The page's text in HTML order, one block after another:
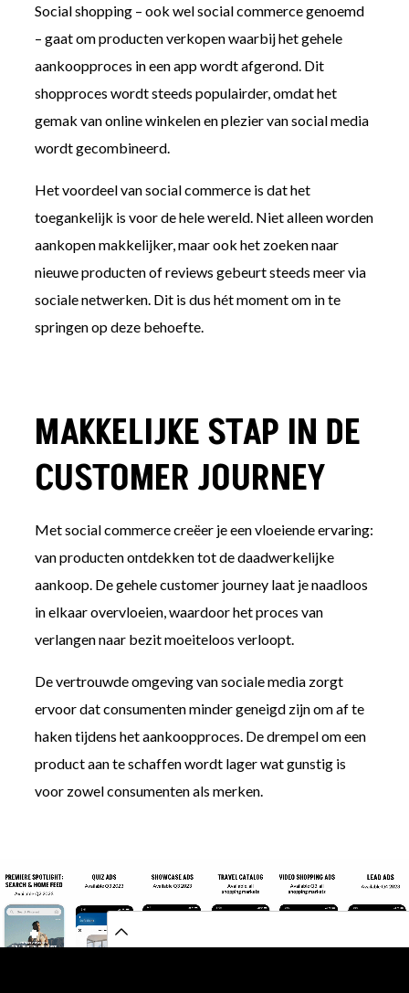
Social shopping – ook wel social commerce genoemd
– gaat om producten verkopen waarbij het gehele
aankoopproces in een app wordt afgerond. Dit
shopproces wordt steeds populairder, omdat het
gemak van online winkelen en plezier van social media
wordt gecombineerd.
Het voordeel van social commerce is dat het
toegankelijk is voor de hele wereld. Niet alleen worden
aankopen makkelijker, maar ook het zoeken naar
nieuwe producten of reviews gebeurt steeds meer via
sociale netwerken. Dit is dus hét moment om in te
springen op deze behoefte.
MAKKELIJKE STAP IN DE
CUSTOMER JOURNEY
Met social commerce creëer je een vloeiende ervaring:
van producten ontdekken tot de daadwerkelijke
aankoop. De gehele customer journey laat je naadloos
in elkaar overvloeien, waardoor het proces van
verlangen naar bezit moeiteloos verloopt.
De vertrouwde omgeving van sociale media zorgt
ervoor dat consumenten minder geneigd zijn om af te
haken tijdens het aankoopproces. De drempel om een
product aan te schaffen wordt lager wat gunstig is
voor zowel consumenten als merken.